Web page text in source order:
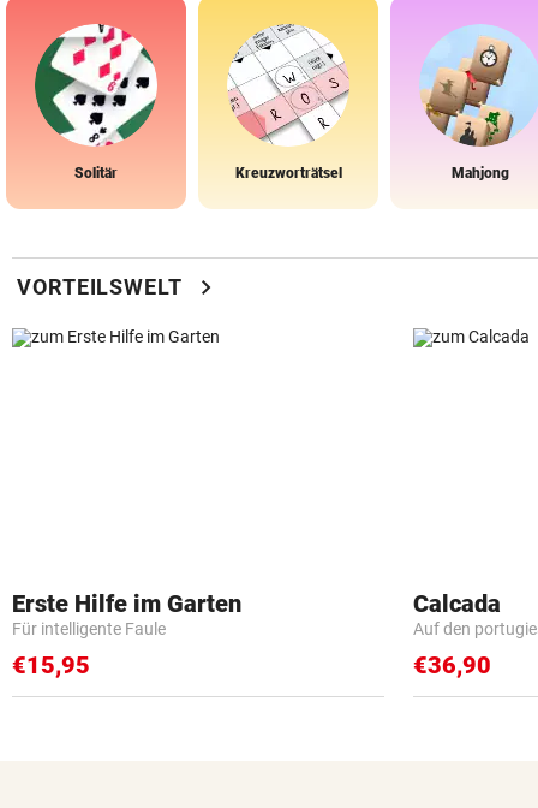
Solitär Kreuzworträtsel Mahjong
VORTEILSWELT chevron_right
Erste Hilfe im Garten
Für intelligente Faule
€15,95
Calcada
Auf den
€36,90